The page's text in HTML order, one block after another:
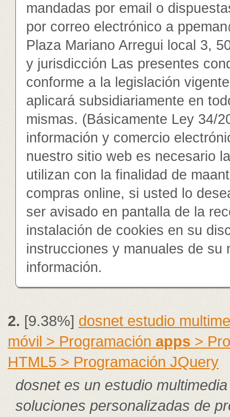
mandadas por email o
por correo electrónico a
Plaza Mariano Arregui local 3,
y jurisdicción Las presentes
conforme a la legislación
aplicará subsidiariamente en
mismas. (Básicamente Ley 34/
información y comercio
nuestro sitio web es necesario
utilizan con la finalidad de
compras online, si usted lo
ser avisado en pantalla de la
instalación de cookies en su
instrucciones y manuales de su
información.
2.[9.38%]dosnet estudio
móvil > Programación apps>
HTML5 > Programación JQuery
dosnet es un estudio
soluciones personalizadas de